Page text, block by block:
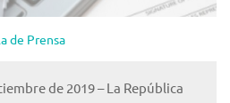
de Prensa
de 2019 – La República